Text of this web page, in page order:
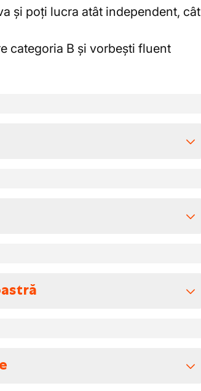
și poți lucra atât independent, cât
categoria B și vorbești fluent
tău este între 17 și 19 euro pe
băilor și componentelor